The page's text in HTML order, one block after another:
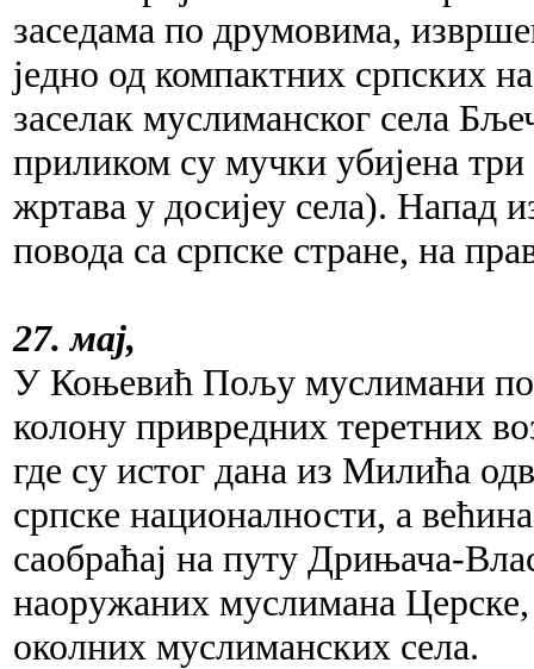
заседама по друмовима,
једно од компактних српских
заселак муслиманског села
приликом су мучки убијена
жртава у досијеу села). Напад
повода са српске стране, на
27. мај,
У Коњевић Пољу муслимани
колону привредних теретних
где су истог дана из Милића
српске националности, а
саобраћај на путу Дрињача-
наоружаних муслимана
околних муслиманских села.